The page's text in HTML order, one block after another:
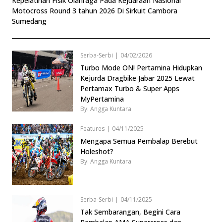
Motocross Round 3 tahun 2026 Di Sirkuit Cambora
Sumedang
Serba-Serbi | 04/02/2026
Turbo Mode ON! Pertamina Hidupkan
Kejurda Dragbike Jabar 2025 Lewat
Pertamax Turbo & Super Apps
MyPertamina
By: Angga Kuntara
Features | 04/11/2025
Mengapa Semua Pembalap Berebut
Holeshot?
By: Angga Kuntara
Serba-Serbi | 04/11/2025
Tak Sembarangan, Begini Cara